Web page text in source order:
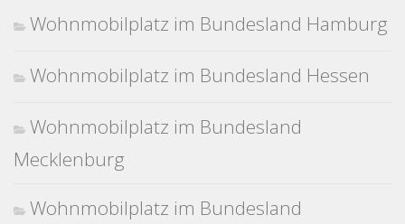
Wohnmobilplatz im Bundesland Hamburg
Wohnmobilplatz im Bundesland Hessen
Wohnmobilplatz im Bundesland
Mecklenburg
Wohnmobilplatz im Bundesland